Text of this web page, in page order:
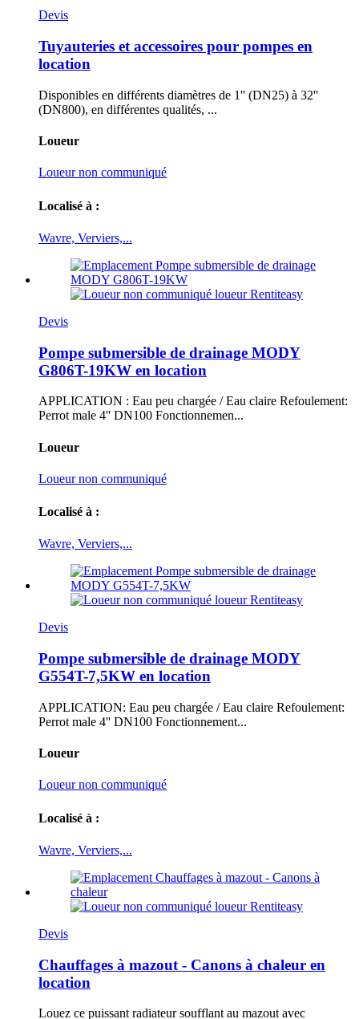
Devis
Tuyauteries et accessoires pour pompes en
location
Disponibles en différents diamètres de 1'' (DN25) à 32''
(DN800), en différentes qualités, ...
Loueur
Loueur non communiqué
Localisé à :
Wavre, Verviers,...
Devis
Pompe submersible de drainage MODY
G806T-19KW en location
APPLICATION : Eau peu chargée / Eau claire Refoulement:
Perrot male 4'' DN100 Fonctionnemen...
Loueur
Loueur non communiqué
Localisé à :
Wavre, Verviers,...
Devis
Pompe submersible de drainage MODY
G554T-7,5KW en location
APPLICATION: Eau peu chargée / Eau claire Refoulement:
Perrot male 4'' DN100 Fonctionnement...
Loueur
Loueur non communiqué
Localisé à :
Wavre, Verviers,...
Devis
Chauffages à mazout - Canons à chaleur en
location
Louez ce puissant radiateur soufflant au mazout avec